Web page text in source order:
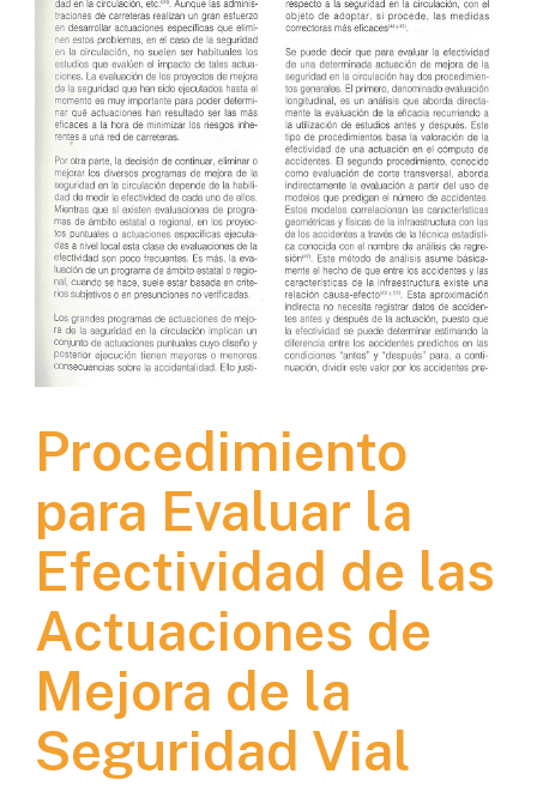
Procedimiento
para Evaluar la
Efectividad de las
Actuaciones de
Mejora de la
Seguridad Vial